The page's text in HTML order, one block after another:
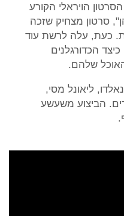
הויראלי הקורע
סרטון מצחיק שזכה
כעת, עלה לרשת עוד
הכדורגלנים
שלהם.
ליאונל מסי,
הביצוע משעשע